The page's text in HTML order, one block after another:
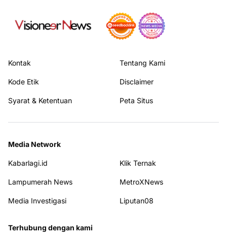
Kontak Tentang Kami
Kode Etik Disclaimer
Syarat & Ketentuan Peta Situs
Media Network
Kabarlagi.id Klik Ternak
Lampumerah News MetroXNews
Media Investigasi Liputan08
Terhubung dengan kami